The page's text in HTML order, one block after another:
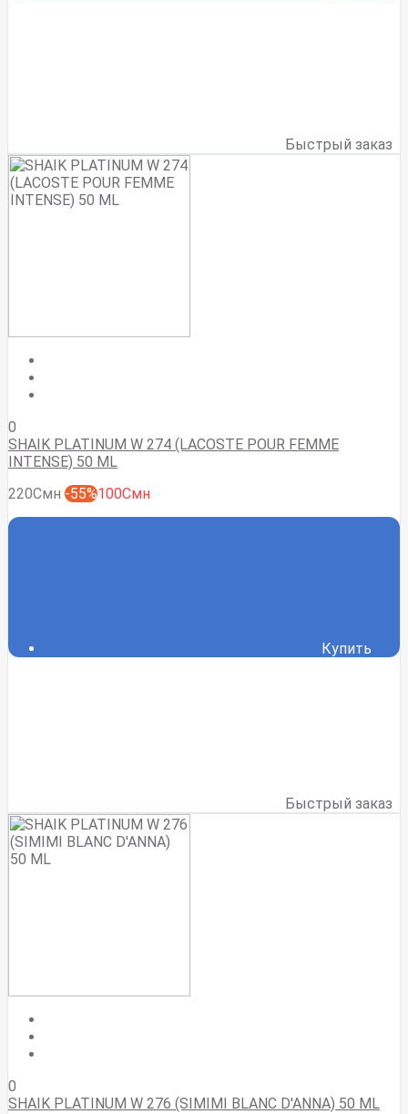
Быстрый заказ
0
SHAIK PLATINUM W 274 (LACOSTE POUR FEMME
INTENSE) 50 ML
220Смн -55%100Смн
Купить
Быстрый заказ
0
SHAIK PLATINUM W 276 (SIMIMI BLANC D'ANNA) 50 ML